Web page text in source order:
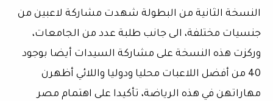
النسخة الثانية من البطولة شهدت مشاركة لاعبين من
جنسيات مختلفة، الى جانب طلبة عدد من الجامعات،
وركزت هذه النسخة على مشاركة السيدات أيضا بوجود
40 من أفضل اللاعبات محليا ودوليا واللائي أظهرن
مهاراتهن في هذه الرياضة، تأكيدا على اهتمام مصر